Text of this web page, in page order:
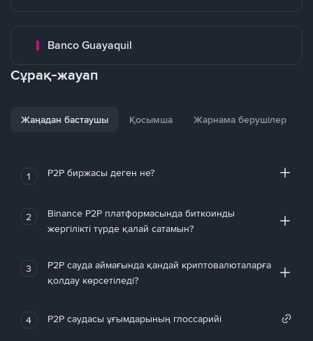
Banco Guayaquil
Сұрақ-жауап
Жаңадан бастаушы Қосымша Жарнама берушілер
1 P2P биржасы деген не?
2
Binance P2P платформасында биткоинды
жергілікті түрде қалай сатамын?
3
P2P сауда аймағында қандай криптовалюталарға
қолдау көрсетіледі?
4 P2P саудасы ұғымдарының глоссарийі